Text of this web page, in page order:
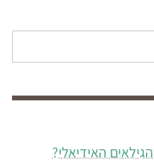
האידיאלי?